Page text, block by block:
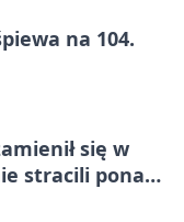
na 104.
się w
stracili ponad